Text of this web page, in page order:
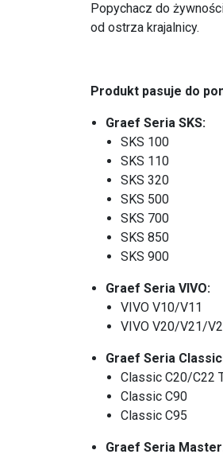
Popychacz do
od ostrza krajalnicy.
Produkt pasuje do
Graef Seria SKS:
SKS 100
SKS 110
SKS 320
SKS 500
SKS 700
SKS 850
SKS 900
Graef Seria VIVO:
VIVO V10/V11
VIVO V20/V21/
Graef Seria
Classic C20/C22
Classic C90
Classic C95
Graef Seria